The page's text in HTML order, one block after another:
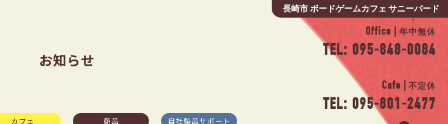
長崎市 ボードゲームカフェ サニーバード
Office | 年中無休
TEL: 095-848-0084
Cafe | 不定休
TEL: 095-801-2477
お知らせ
カフェ 商品 自社製品サポート